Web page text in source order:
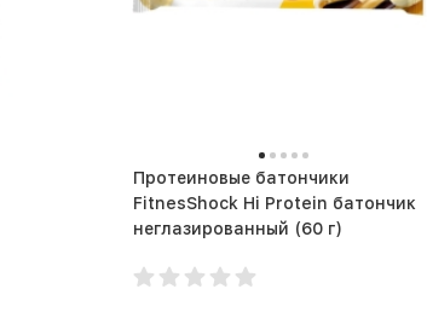
Протеиновые батончики
FitnesShock Hi Protein батончик
неглазированный (60 г)